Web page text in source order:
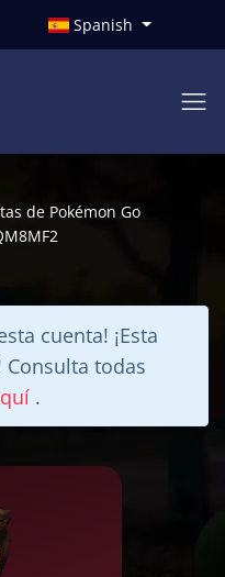
Spanish
de Pokémon Go
cuenta! ¡Esta
Consulta todas
.